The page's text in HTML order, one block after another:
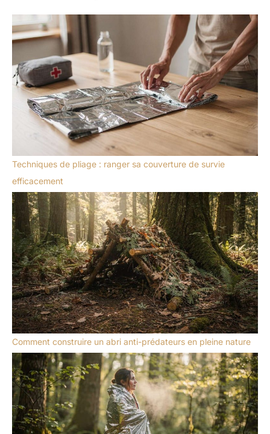
Techniques de pliage : ranger sa couverture de survie
efficacement
Comment construire un abri anti-prédateurs en pleine nature